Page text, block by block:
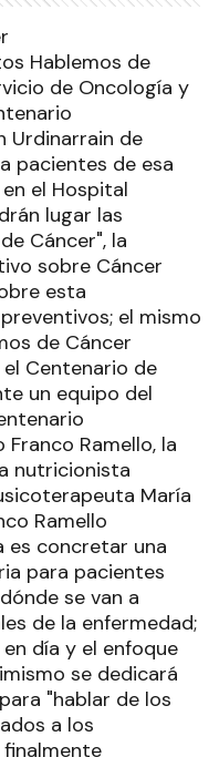
Hablemos de
de Oncología y
Urdinarrain de
pacientes de esa
el Hospital
lugar las
Cáncer", la
sobre Cáncer
esta
el mismo
de Cáncer
Centenario de
un equipo del
Ramello, la
nutricionista
María
Ramello
es concretar una
para pacientes
se van a
de la enfermedad;
día y el enfoque
se dedicará
"hablar de los
a los